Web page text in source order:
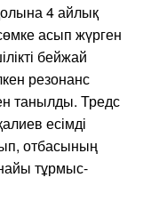
4 айлық
асып жүрген
бейжай
резонанс
танылды. Тредс
есімді
отбасының
тұрмыс-